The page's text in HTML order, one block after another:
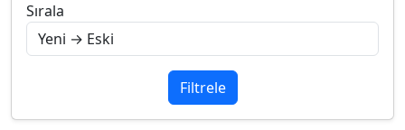
Sırala
Filtrele